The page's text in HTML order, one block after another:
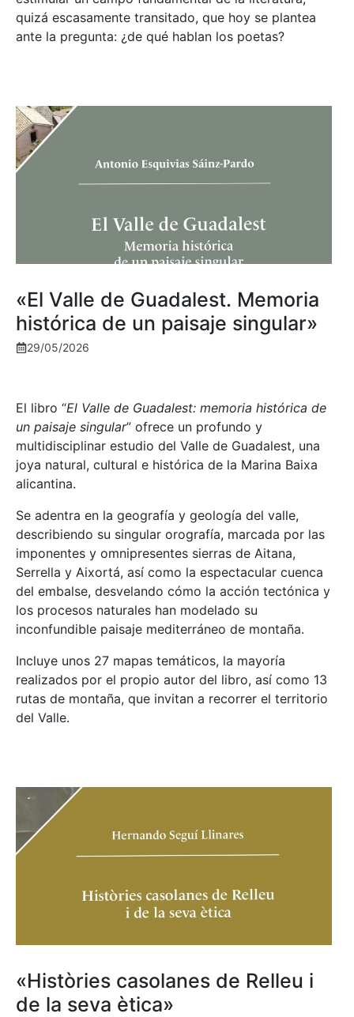
quizá escasamente transitado, que hoy se plantea
ante la pregunta: ¿de qué hablan los poetas?
«El Valle de Guadalest. Memoria
histórica de un paisaje singular»
29/05/2026
El libro “El Valle de Guadalest: memoria histórica de
un paisaje singular” ofrece un profundo y
multidisciplinar estudio del Valle de Guadalest, una
joya natural, cultural e histórica de la Marina Baixa
alicantina.
Se adentra en la geografía y geología del valle,
describiendo su singular orografía, marcada por las
imponentes y omnipresentes sierras de Aitana,
Serrella y Aixortá, así como la espectacular cuenca
del embalse, desvelando cómo la acción tectónica y
los procesos naturales han modelado su
inconfundible paisaje mediterráneo de montaña.
Incluye unos 27 mapas temáticos, la mayoría
realizados por el propio autor del libro, así como 13
rutas de montaña, que invitan a recorrer el territorio
del Valle.
«Històries casolanes de Relleu i
de la seva ètica»